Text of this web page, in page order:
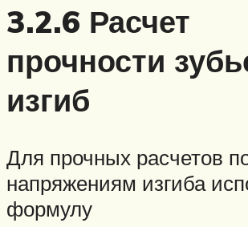
3.2.6 Расчет
прочности
изгиб
Для прочных расчетов
напряжениям изгиба
формулу